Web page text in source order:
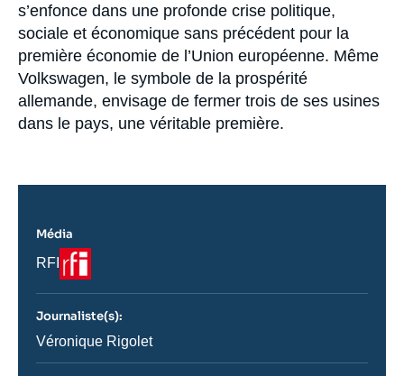
s’enfonce dans une profonde crise politique,
sociale et économique sans précédent pour la
première économie de l’Union européenne. Même
Volkswagen, le symbole de la prospérité
allemande, envisage de fermer trois de ses usines
dans le pays, une véritable première.
Média
Nom
journal,
ou
émission
RFI
Logo
Journaliste(s):
Journaliste
Véronique Rigolet